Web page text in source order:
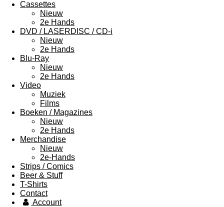
Cassettes
Nieuw
2e Hands
DVD / LASERDISC / CD-i
Nieuw
2e Hands
Blu-Ray
Nieuw
2e Hands
Video
Muziek
Films
Boeken / Magazines
Nieuw
2e Hands
Merchandise
Nieuw
2e-Hands
Strips / Comics
Beer & Stuff
T-Shirts
Contact
Account